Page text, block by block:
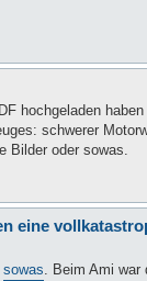
hochgeladen haben
schwerer
Bilder oder sowas.
eine
sowas. Beim Ami war